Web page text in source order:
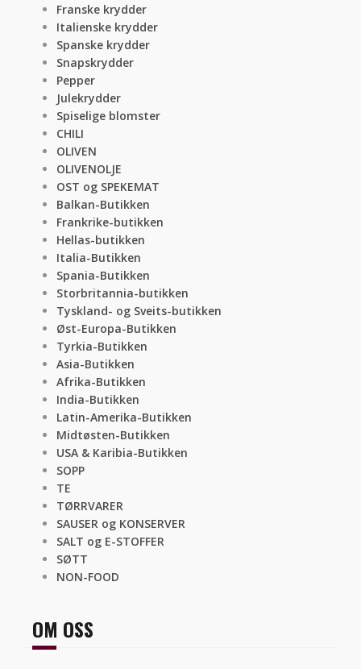
Franske krydder
Italienske krydder
Spanske krydder
Snapskrydder
Pepper
Julekrydder
Spiselige blomster
CHILI
OLIVEN
OLIVENOLJE
OST og SPEKEMAT
Balkan-Butikken
Frankrike-butikken
Hellas-butikken
Italia-Butikken
Spania-Butikken
Storbritannia-butikken
Tyskland- og Sveits-butikken
Øst-Europa-Butikken
Tyrkia-Butikken
Asia-Butikken
Afrika-Butikken
India-Butikken
Latin-Amerika-Butikken
Midtøsten-Butikken
USA & Karibia-Butikken
SOPP
TE
TØRRVARER
SAUSER og KONSERVER
SALT og E-STOFFER
SØTT
NON-FOOD
OM OSS